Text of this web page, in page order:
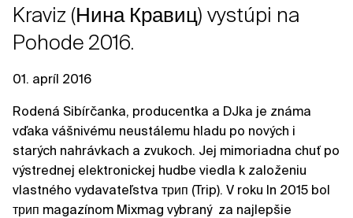
Kraviz (Нина Кравиц) vystúpi na
Pohode 2016.
01. apríl 2016
Rodená Sibírčanka, producentka a DJka je známa
vďaka vášnivému neustálemu hladu po nových i
starých nahrávkach a zvukoch. Jej mimoriadna chuť po
výstrednej elektronickej hudbe viedla k založeniu
vlastného vydavateľstva трип (Trip). V roku In 2015 bol
трип magazínom Mixmag vybraný za najlepšie